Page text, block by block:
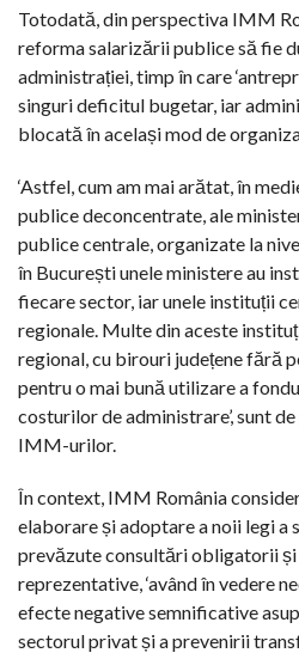
Totodată, din perspectiva IMM
reforma salarizării publice să fie
administrației, timp în care
singuri deficitul bugetar, iar
blocată în același mod de
‘Astfel, cum am mai arătat, în
publice deconcentrate, ale
publice centrale, organizate la
în București unele ministere au
fiecare sector, iar unele instituții
regionale. Multe din aceste
regional, cu birouri județene fără
pentru o mai bună utilizare a
costurilor de administrare’, sunt
IMM-urilor.
În context, IMM România
elaborare și adoptare a noii legi a
prevăzute consultări obligatorii
reprezentative, ‘având în vedere
efecte negative semnificative
sectorul privat și a prevenirii